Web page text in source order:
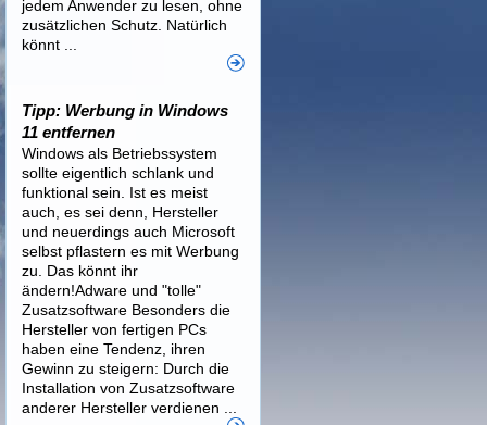
jedem Anwender zu lesen, ohne
zusätzlichen Schutz. Natürlich
könnt ...
Tipp: Werbung in Windows
11 entfernen
Windows als Betriebssystem
sollte eigentlich schlank und
funktional sein. Ist es meist
auch, es sei denn, Hersteller
und neuerdings auch Microsoft
selbst pflastern es mit Werbung
zu. Das könnt ihr
ändern!Adware und "tolle"
Zusatzsoftware Besonders die
Hersteller von fertigen PCs
haben eine Tendenz, ihren
Gewinn zu steigern: Durch die
Installation von Zusatzsoftware
anderer Hersteller verdienen ...